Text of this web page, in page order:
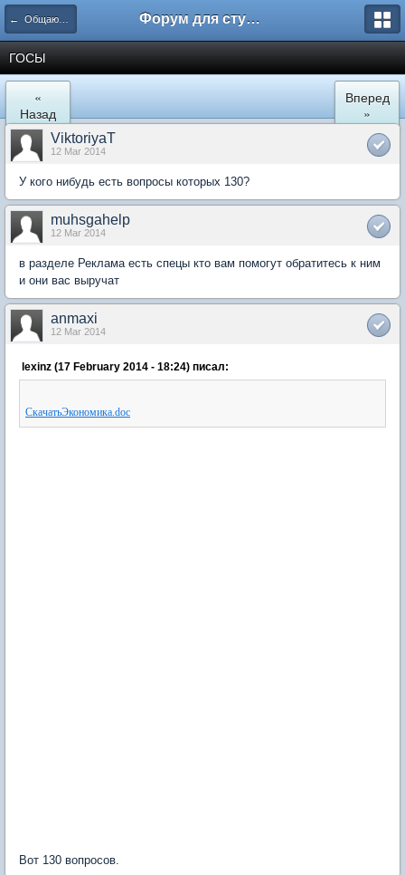
← Общаются экономисты Форум для студента СГА
ГОСЫ
«
Назад
Вперед
»
ViktoriyaT
12 Mar 2014
У кого нибудь есть вопросы которых 130?
muhsgahelp
12 Mar 2014
в разделе Реклама есть спецы кто вам помогут обратитесь к ним
и они вас выручат
anmaxi
12 Mar 2014
lexinz (17 February 2014 - 18:24) писал:
СкачатьЭкономика.doc
Вот 130 вопросов.